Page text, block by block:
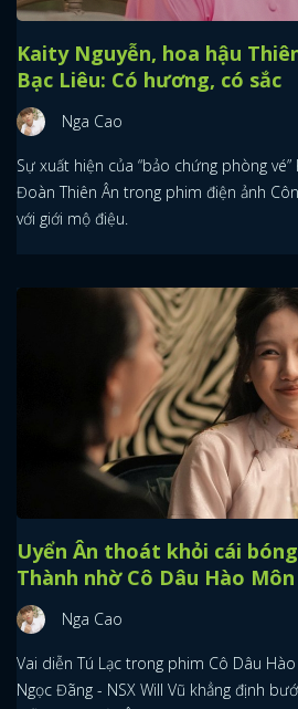
Kaity Nguyễn, hoa hậu
Bạc Liêu: Có hương, có sắc
Nga Cao
Sự xuất hiện của “bảo chứng phòng
Đoàn Thiên Ân trong phim điện ảnh
với giới mộ điệu.
Uyển Ân thoát khỏi cái
Thành nhờ Cô Dâu Hào Môn
Nga Cao
Vai diễn Tú Lạc trong phim Cô Dâu
Ngọc Đãng - NSX Will Vũ khẳng định